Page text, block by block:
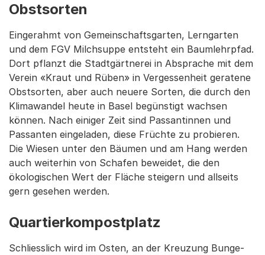
Obstsorten
Eingerahmt von Gemeinschaftsgarten, Lerngarten
und dem FGV Milchsuppe entsteht ein Baumlehrpfad.
Dort pflanzt die Stadtgärtnerei in Absprache mit dem
Verein «Kraut und Rüben» in Vergessenheit geratene
Obstsorten, aber auch neuere Sorten, die durch den
Klimawandel heute in Basel begünstigt wachsen
können. Nach einiger Zeit sind Passantinnen und
Passanten eingeladen, diese Früchte zu probieren.
Die Wiesen unter den Bäumen und am Hang werden
auch weiterhin von Schafen beweidet, die den
ökologischen Wert der Fläche steigern und allseits
gern gesehen werden.
Quartierkompostplatz
Schliesslich wird im Osten, an der Kreuzung Bunge-